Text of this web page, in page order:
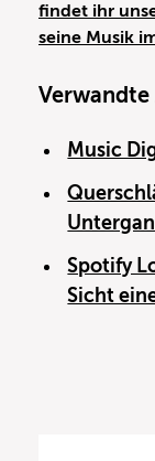
findet ihr
seine Musik
Music
Spotify
Sicht